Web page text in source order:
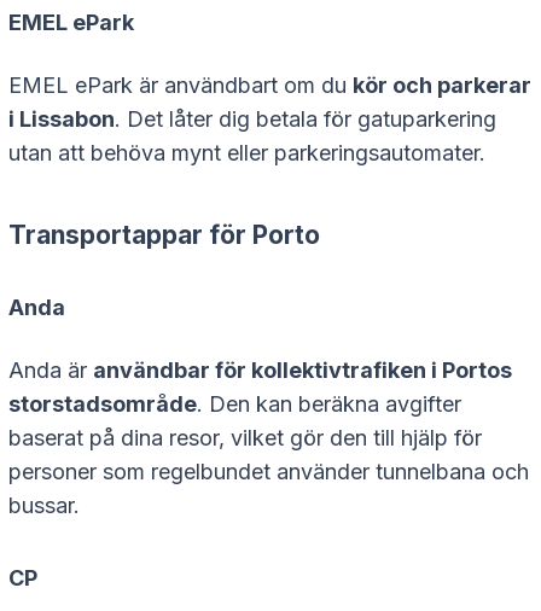
EMEL ePark
EMEL ePark är användbart om du kör och parkerar
i Lissabon. Det låter dig betala för gatuparkering
utan att behöva mynt eller parkeringsautomater.
Transportappar för Porto
Anda
Anda är användbar för kollektivtrafiken i Portos
storstadsområde. Den kan beräkna avgifter
baserat på dina resor, vilket gör den till hjälp för
personer som regelbundet använder tunnelbana och
bussar.
CP